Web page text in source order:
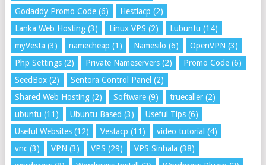
Godaddy Promo Code(6) Hestiacp (2)
Lanka Web Hosting(3) Linux VPS (2) Lubuntu (14)
myVesta (3) namecheap (1) Namesilo (6) OpenVPN (3)
Php Settings(2) Private Nameservers(2) Promo Code(6)
SeedBox(2) Sentora Control Panel (2)
Shared Web Hosting(2) Software(9) truecaller(2)
ubuntu (11) Ubuntu Based (3) Useful Tips(6)
Useful Websites(12) Vestacp (11) video tutorial (4)
vnc(3) VPN (3) VPS (29) VPS Sinhala (38)